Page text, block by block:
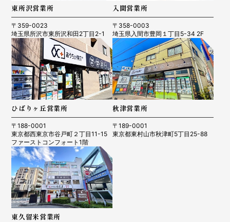
東所沢営業所
〒359-0023
埼玉県所沢市東所沢和田2丁目2-1
入間営業所
〒358-0003
埼玉県入間市豊岡１丁目5-34 2F
ひばりヶ丘営業所
〒188-0001
東京都西東京市谷戸町２丁目11-15
ファーストコンフォート1階
秋津営業所
〒189-0001
東京都東村山市秋津町5丁目25-88
東久留米営業所